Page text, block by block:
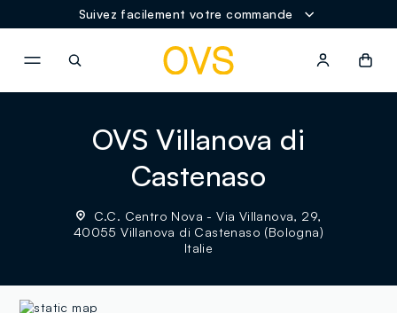
Suivez facilement votre commande
OVS Villanova di
Castenaso
C.C. Centro Nova - Via Villanova, 29,
40055 Villanova di Castenaso (Bologna)
Italie